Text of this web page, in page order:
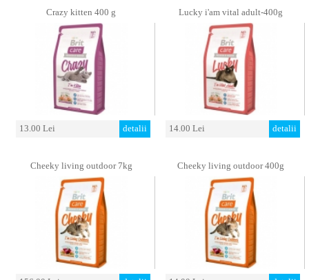
Crazy kitten 400 g
13.00 Lei detalii
Lucky i'am vital adult-400g
14.00 Lei detalii
Cheeky living outdoor 7kg Cheeky living outdoor 400g